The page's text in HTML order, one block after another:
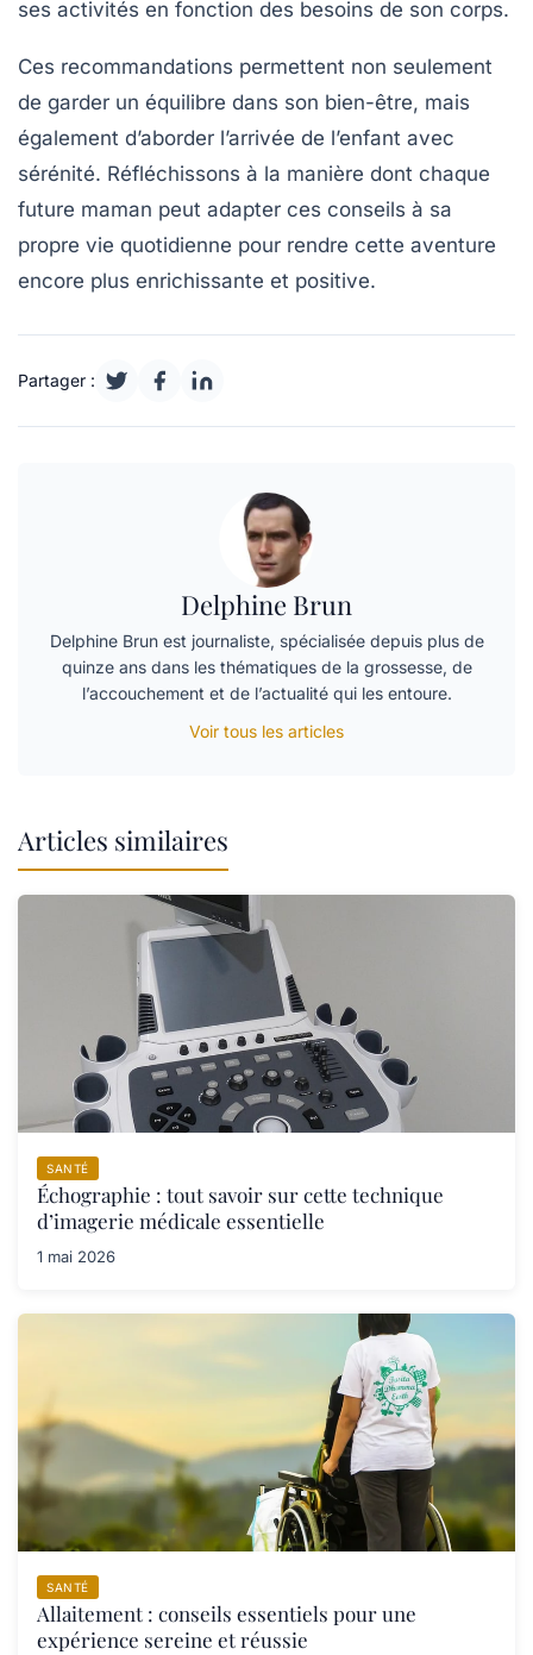
ses activités en fonction des besoins de son corps.
Ces recommandations permettent non seulement
de garder un équilibre dans son bien-être, mais
également d’aborder l’arrivée de l’enfant avec
sérénité. Réfléchissons à la manière dont chaque
future maman peut adapter ces conseils à sa
propre vie quotidienne pour rendre cette aventure
encore plus enrichissante et positive.
Partager :
Delphine Brun
Delphine Brun est journaliste, spécialisée depuis plus de
quinze ans dans les thématiques de la grossesse, de
l’accouchement et de l’actualité qui les entoure.
Voir tous les articles
Articles similaires
SANTÉ
Échographie : tout savoir sur cette technique
d’imagerie médicale essentielle
1 mai 2026
SANTÉ
Allaitement : conseils essentiels pour une
expérience sereine et réussie